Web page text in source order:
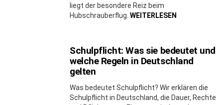
liegt der besondere Reiz beim
Hubschrauberflug. WEITERLESEN
Schulpflicht: Was sie bedeutet und
welche Regeln in Deutschland
gelten
Was bedeutet Schulpflicht? Wir erklären die
Schulpflicht in Deutschland, die Dauer, Rechte